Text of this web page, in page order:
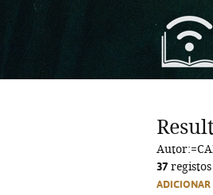
37
ADICIONAR